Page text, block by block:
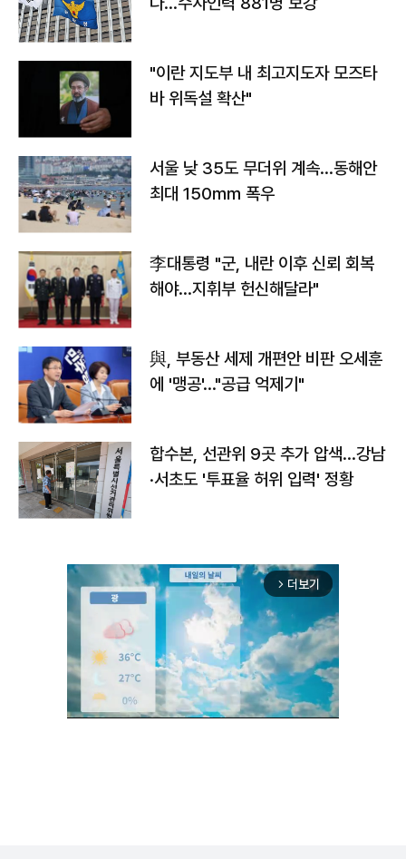
"이란 지도부 내 최고지도자 모즈타
바 위독설 확산"
서울 낮 35도 무더위 계속…동해안
최대 150㎜ 폭우
李대통령 "군, 내란 이후 신뢰 회복
해야…지휘부 헌신해달라"
與, 부동산 세제 개편안 비판 오세훈
에 '맹공'…"공급 억제기"
합수본, 선관위 9곳 추가 압색…강남
·서초도 '투표율 허위 입력' 정황
arrow_forward_ios 더보기